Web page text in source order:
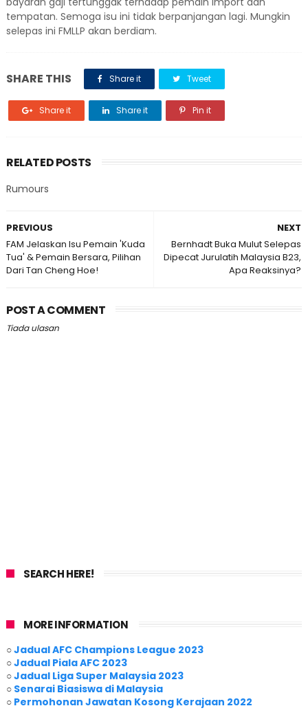
tempatan. Semoga isu ini tidak berpanjangan lagi. Mungkin
selepas ini FMLLP akan berdiam.
SHARE THIS Share it Tweet
Share it Share it Pin it
RELATED POSTS
Rumours
NEXT
Bernhadt Buka Mulut Selepas
Dipecat Jurulatih Malaysia B23,
Apa Reaksinya?
PREVIOUS
FAM Jelaskan Isu Pemain 'Kuda
Tua' & Pemain Bersara, Pilihan
Dari Tan Cheng Hoe!
POST A COMMENT
Tiada ulasan
SEARCH HERE!
MORE INFORMATION
○Jadual AFC Champions League 2023
○Jadual Piala AFC 2023
○Jadual Liga Super Malaysia 2023
○ Senarai Biasiswa di Malaysia
○ Permohonan Jawatan Kosong Kerajaan 2022